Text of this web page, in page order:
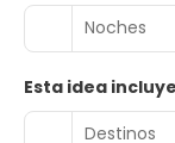
Noches
Esta idea incluye
Destinos